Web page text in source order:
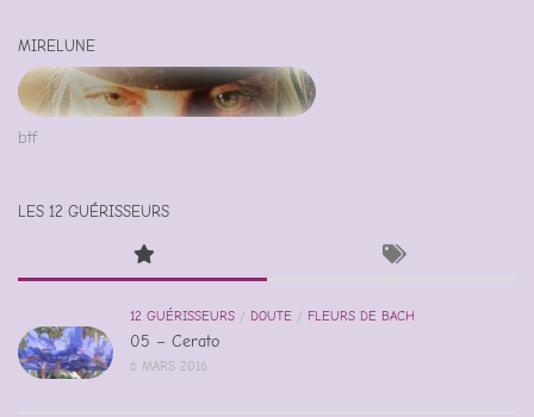
MIRELUNE
btf
LES 12 GUÉRISSEURS
12 GUÉRISSEURS / DOUTE / FLEURS DE BACH
05 – Cerato
6 MARS 2016